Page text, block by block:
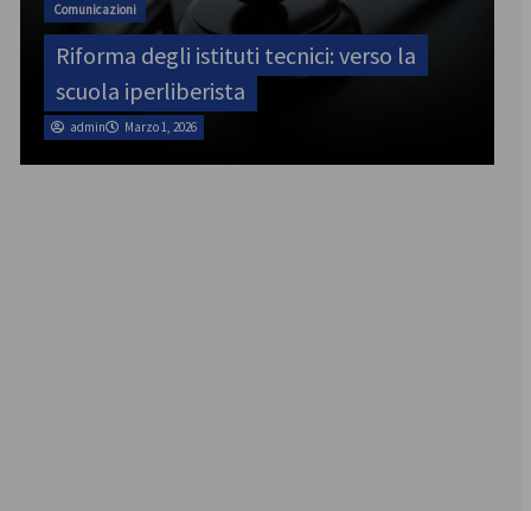
ATA
SINATAS Venezia, assemblea provinciale
il 31 luglio
admin Marzo 1, 2026